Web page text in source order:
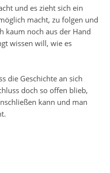
und es zieht sich ein
macht, zu folgen und
kaum noch aus der Hand
wissen will, wie es
die Geschichte an sich
doch so offen blieb,
kann und man